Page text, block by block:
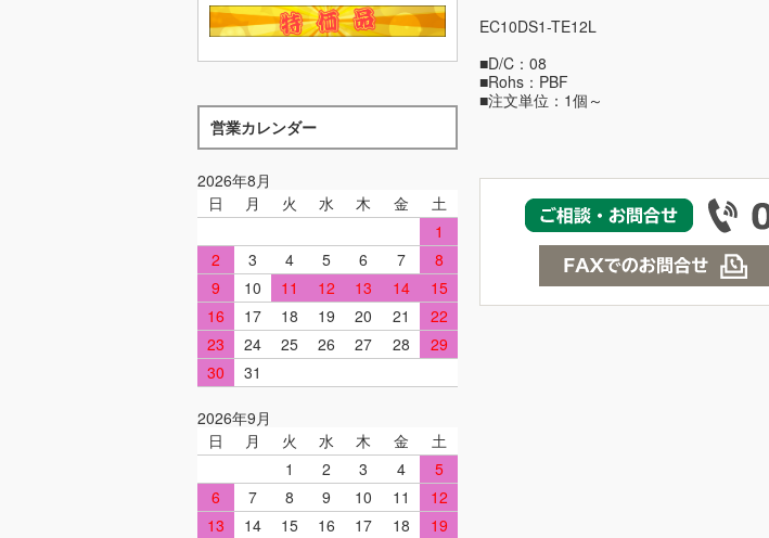
営業カレンダー
2026年8月
日
月 火 水 木 金
土
1
2
3 4 5 6 7
8
9
10 11 12 13 14
15
16
17 18 19 20 21
22
23
24 25 26 27 28
29
30
31
2026年9月
日
月 火 水 木 金
土
1
2 3 4
5
6
7 8 9 10 11
12
13
14 15 16 17 18
19
EC10DS1-TE12L
■D/C：08
■Rohs：PBF
■注文単位：1個～